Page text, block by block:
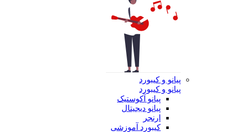
پیانو و کیبورد
پیانو و کیبورد
پیانو آکوستیک
پیانو دیجیتال
ارنجر
کیبورد آموزشی